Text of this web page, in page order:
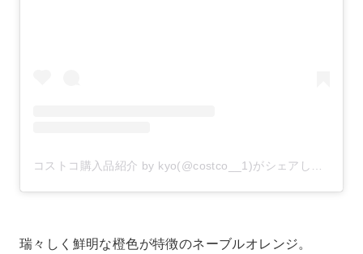
コストコ購入品紹介 by kyo(@costco__1)がシェアした投稿
瑞々しく鮮明な橙色が特徴のネーブルオレンジ。